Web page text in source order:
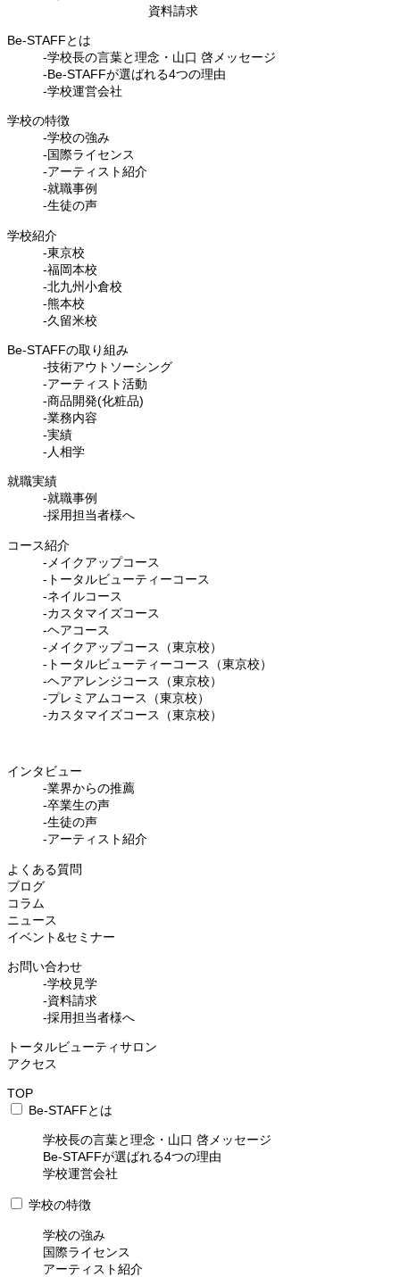
資料請求
Be-STAFFとは
-学校長の言葉と理念・山口 啓メッセージ
-Be-STAFFが選ばれる4つの理由
-学校運営会社
学校の特徴
-学校の強み
-国際ライセンス
-アーティスト紹介
-就職事例
-生徒の声
学校紹介
-東京校
-福岡本校
-北九州小倉校
-熊本校
-久留米校
Be-STAFFの取り組み
-技術アウトソーシング
-アーティスト活動
-商品開発(化粧品)
-業務内容
-実績
-人相学
就職実績
-就職事例
-採用担当者様へ
コース紹介
-メイクアップコース
-トータルビューティーコース
-ネイルコース
-カスタマイズコース
-ヘアコース
-メイクアップコース（東京校）
-トータルビューティーコース（東京校）
-ヘアアレンジコース（東京校）
-プレミアムコース（東京校）
-カスタマイズコース（東京校）
インタビュー
-業界からの推薦
-卒業生の声
-生徒の声
-アーティスト紹介
よくある質問
ブログ
コラム
ニュース
イベント&セミナー
お問い合わせ
-学校見学
-資料請求
-採用担当者様へ
トータルビューティサロン
アクセス
TOP
Be-STAFFとは
学校長の言葉と理念・山口 啓メッセージ
Be-STAFFが選ばれる4つの理由
学校運営会社
学校の特徴
学校の強み
国際ライセンス
アーティスト紹介